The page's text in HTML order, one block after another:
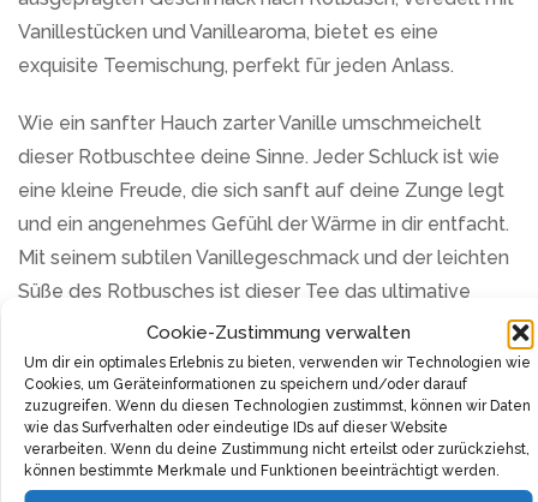
Cookie-Zustimmung verwalten
Um dir ein optimales Erlebnis zu bieten, verwenden wir Technologien wie
Cookies, um Geräteinformationen zu speichern und/oder darauf
zuzugreifen. Wenn du diesen Technologien zustimmst, können wir Daten
wie das Surfverhalten oder eindeutige IDs auf dieser Website
verarbeiten. Wenn du deine Zustimmung nicht erteilst oder zurückziehst,
können bestimmte Merkmale und Funktionen beeinträchtigt werden.
Vanillestücken und Vanillearoma, bietet es eine
exquisite Teemischung, perfekt für jeden Anlass.
Wie ein sanfter Hauch zarter Vanille umschmeichelt
dieser Rotbuschtee deine Sinne. Jeder Schluck ist wie
eine kleine Freude, die sich sanft auf deine Zunge legt
und ein angenehmes Gefühl der Wärme in dir entfacht.
Mit seinem subtilen Vanillegeschmack und der leichten
Süße des Rotbusches ist dieser Tee das ultimative
Geschmackserlebnis.
Aber es ist mehr als nur eine schöne Tasse Tee. Der
Vanille Rotbusch trägt mit seinen wertvollen
Inhaltsstoffen zu deiner Gesundheit bei und sorgt für ein
rundum gutes Gefühl beim Genießen. Rotbusch ist